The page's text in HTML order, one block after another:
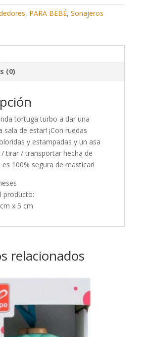
, PARA BEBÉ, Sonajeros
(0)
tortuga turbo a dar una
sala de estar! ¡Con ruedas
y estampadas y un asa
tirar / transportar hecha de
es 100% segura de masticar!
producto:
x 5 cm
relacionados